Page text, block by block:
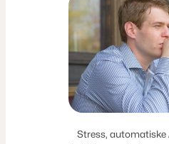
Stress, automatiske